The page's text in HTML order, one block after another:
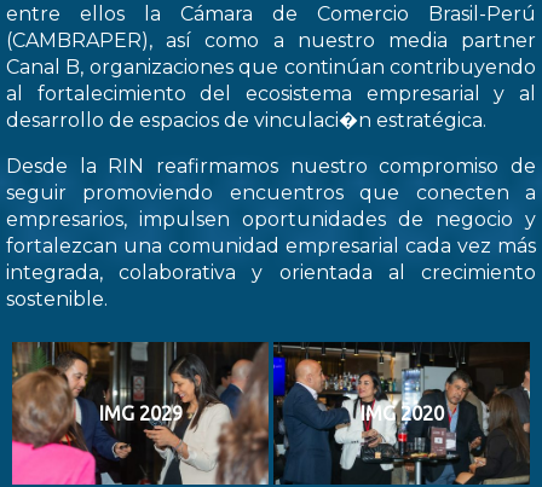
entre ellos la Cámara de Comercio Brasil-Perú
(CAMBRAPER), así como a nuestro media partner
Canal B, organizaciones que continúan contribuyendo
al fortalecimiento del ecosistema empresarial y al
desarrollo de espacios de vinculaci�n estratégica.
Desde la RIN reafirmamos nuestro compromiso de
seguir promoviendo encuentros que conecten a
empresarios, impulsen oportunidades de negocio y
fortalezcan una comunidad empresarial cada vez más
integrada, colaborativa y orientada al crecimiento
sostenible.
IMG 2029 IMG 2020